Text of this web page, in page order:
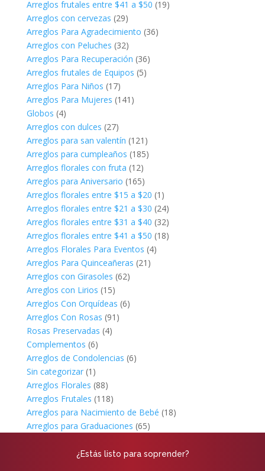
Arreglos frutales entre $41 a $50 (19)
Arreglos con cervezas (29)
Arreglos Para Agradecimiento (36)
Arreglos con Peluches (32)
Arreglos Para Recuperación (36)
Arreglos frutales de Equipos (5)
Arreglos Para Niños (17)
Arreglos Para Mujeres (141)
Globos (4)
Arreglos con dulces (27)
Arreglos para san valentín (121)
Arreglos para cumpleaños (185)
Arreglos florales con fruta (12)
Arreglos para Aniversario (165)
Arreglos florales entre $15 a $20 (1)
Arreglos florales entre $21 a $30 (24)
Arreglos florales entre $31 a $40 (32)
Arreglos florales entre $41 a $50 (18)
Arreglos Florales Para Eventos (4)
Arreglos Para Quinceañeras (21)
Arreglos con Girasoles (62)
Arreglos con Lirios (15)
Arreglos Con Orquídeas (6)
Arreglos Con Rosas (91)
Rosas Preservadas (4)
Complementos (6)
Arreglos de Condolencias (6)
Sin categorizar (1)
Arreglos Florales (88)
Arreglos Frutales (118)
Arreglos para Nacimiento de Bebé (18)
Arreglos para Graduaciones (65)
¿Estás listo para soprender?